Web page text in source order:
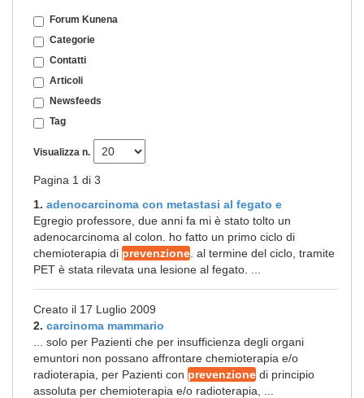
Forum Kunena
Categorie
Contatti
Articoli
Newsfeeds
Tag
Visualizza n.
Pagina 1 di 3
1. adenocarcinoma con metastasi al fegato e
Egregio professore, due anni fa mi è stato tolto un
adenocarcinoma al colon. ho fatto un primo ciclo di
chemioterapia di prevenzione . al termine del ciclo, tramite
PET è stata rilevata una lesione al fegato. ...
Creato il 17 Luglio 2009
2. carcinoma mammario
... solo per Pazienti che per insufficienza degli organi
emuntori non possano affrontare chemioterapia e/o
radioterapia, per Pazienti con prevenzione di principio
assoluta per chemioterapia e/o radioterapia, ...